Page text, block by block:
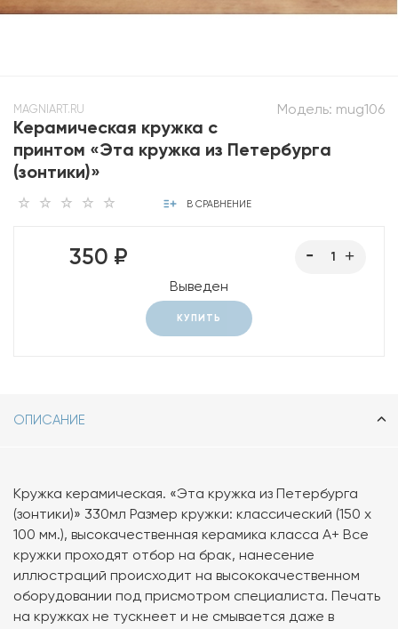
Модель: mug106
MAGNIART.RU
Керамическая кружка с
принтом «Эта кружка из Петербурга
(зонтики)»
В СРАВНЕНИЕ
350 ₽
Выведен
КУПИТЬ
ОПИСАНИЕ
Кружка керамическая. «Эта кружка из Петербурга
(зонтики)» 330мл Размер кружки: классический (150 х
100 мм.), высокачественная керамика класса А+ Все
кружки проходят отбор на брак, нанесение
иллюстраций происходит на высококачественном
оборудовании под присмотром специалиста. Печать
на кружках не тускнеет и не смывается даже в